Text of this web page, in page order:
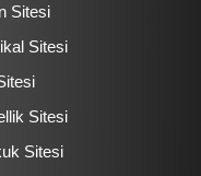
Sitesi
Sitesi
Sitesi
Sitesi